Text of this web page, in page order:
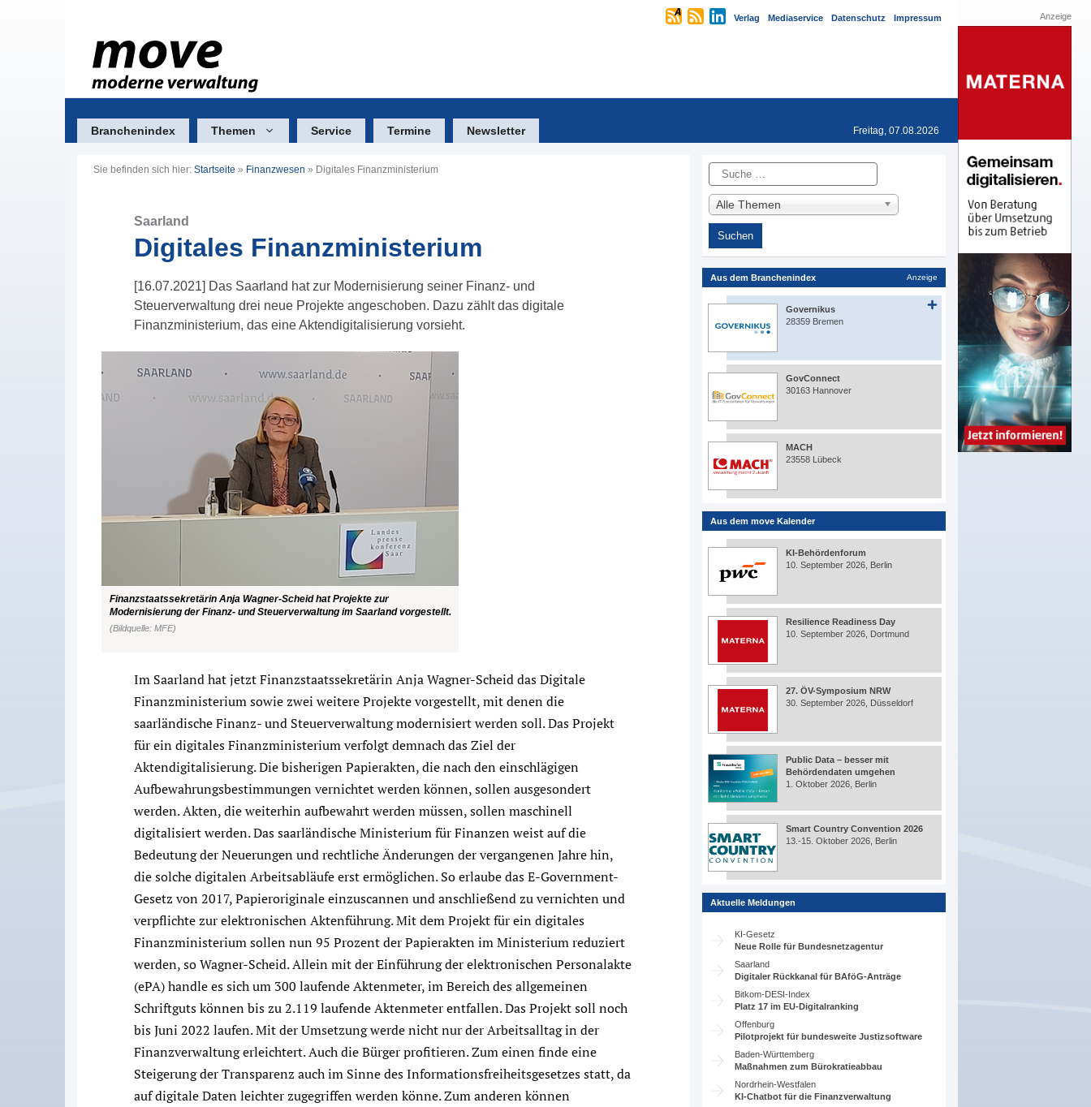
Verlag Mediaservice Datenschutz Impressum
Branchenindex Themen Service Termine Newsletter Freitag, 07.08.2026
Sie befinden sich hier: Startseite » Finanzwesen » Digitales Finanzministerium
Saarland
Digitales Finanzministerium
[16.07.2021] Das Saarland hat zur Modernisierung seiner Finanz- und
Steuerverwaltung drei neue Projekte angeschoben. Dazu zählt das digitale
Finanzministerium, das eine Aktendigitalisierung vorsieht.
Finanzstaatssekretärin Anja Wagner-Scheid hat Projekte zur
Modernisierung der Finanz- und Steuerverwaltung im Saarland vorgestellt.
(Bildquelle: MFE)
Im Saarland hat jetzt Finanzstaatssekretärin Anja Wagner-Scheid das Digitale
Finanzministerium sowie zwei weitere Projekte vorgestellt, mit denen die
saarländische Finanz- und Steuerverwaltung modernisiert werden soll. Das Projekt
für ein digitales Finanzministerium verfolgt demnach das Ziel der
Aktendigitalisierung. Die bisherigen Papierakten, die nach den einschlägigen
Aufbewahrungsbestimmungen vernichtet werden können, sollen ausgesondert
werden. Akten, die weiterhin aufbewahrt werden müssen, sollen maschinell
digitalisiert werden. Das saarländische Ministerium für Finanzen weist auf die
Bedeutung der Neuerungen und rechtliche Änderungen der vergangenen Jahre hin,
die solche digitalen Arbeitsabläufe erst ermöglichen. So erlaube das E-Government-
Gesetz von 2017, Papieroriginale einzuscannen und anschließend zu vernichten und
verpflichte zur elektronischen Aktenführung. Mit dem Projekt für ein digitales
Finanzministerium sollen nun 95 Prozent der Papierakten im Ministerium reduziert
werden, so Wagner-Scheid. Allein mit der Einführung der elektronischen Personalakte
(ePA) handle es sich um 300 laufende Aktenmeter, im Bereich des allgemeinen
Schriftguts können bis zu 2.119 laufende Aktenmeter entfallen. Das Projekt soll noch
bis Juni 2022 laufen. Mit der Umsetzung werde nicht nur der Arbeitsalltag in der
Finanzverwaltung erleichtert. Auch die Bürger profitieren. Zum einen finde eine
Steigerung der Transparenz auch im Sinne des Informationsfreiheitsgesetzes statt, da
auf digitale Daten leichter zugegriffen werden könne. Zum anderen können
Suche
Alle Themen
Aus dem Branchenindex Anzeige
Governikus
28359 Bremen
GovConnect
30163 Hannover
MACH
23558 Lübeck
Aus dem move Kalender
KI-Behördenforum
10. September 2026, Berlin
Resilience Readiness Day
10. September 2026, Dortmund
27. ÖV-Symposium NRW
30. September 2026, Düsseldorf
Public Data – besser mit
Behördendaten umgehen
1. Oktober 2026, Berlin
Smart Country Convention 2026
13.-15. Oktober 2026, Berlin
Aktuelle Meldungen
KI-Gesetz
Neue Rolle für Bundesnetzagentur
Saarland
Digitaler Rückkanal für BAföG-Anträge
Bitkom-DESI-Index
Platz 17 im EU-Digitalranking
Offenburg
Pilotprojekt für bundesweite Justizsoftware
Baden-Württemberg
Maßnahmen zum Bürokratieabbau
Nordrhein-Westfalen
KI-Chatbot für die Finanzverwaltung
Anzeige